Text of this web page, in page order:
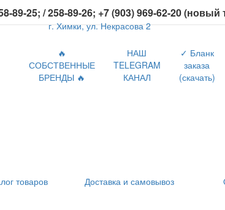
89-25; / 258-89-26; +7 (903) 969-62-20 (новый
г. Химки, ул. Некрасова 2
🔥
СОБСТВЕННЫЕ
БРЕНДЫ 🔥
НАШ
TELEGRAM
КАНАЛ
✓ Бланк
заказа
(скачать)
товаров Доставка и самовывоз